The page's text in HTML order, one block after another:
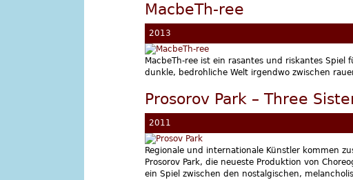
MacbeTh-ree
2013
MacbeTh-ree ist ein rasantes und riskantes Spiel
dunkle, bedrohliche Welt irgendwo zwischen
Prosorov Park – Three
2011
Regionale und internationale Künstler kommen
Prosorov Park, die neueste Produktion von
ein Spiel zwischen den nostalgischen,